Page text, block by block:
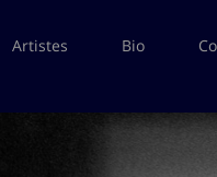
Artistes Bio